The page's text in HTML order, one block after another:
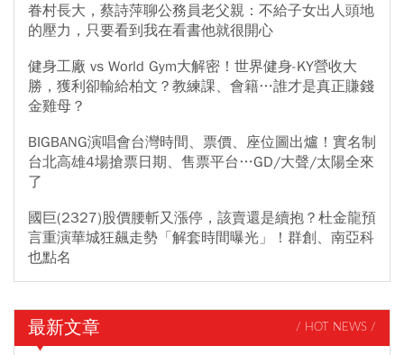
眷村長大，蔡詩萍聊公務員老父親：不給子女出人頭地
的壓力，只要看到我在看書他就很開心
健身工廠 vs World Gym大解密！世界健身-KY營收大
勝，獲利卻輸給柏文？教練課、會籍…誰才是真正賺錢
金雞母？
BIGBANG演唱會台灣時間、票價、座位圖出爐！實名制
台北高雄4場搶票日期、售票平台…GD/大聲/太陽全來
了
國巨(2327)股價腰斬又漲停，該賣還是續抱？杜金龍預
言重演華城狂飆走勢「解套時間曝光」！群創、南亞科
也點名
最新文章 / HOT NEWS /